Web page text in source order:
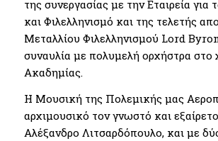
της συνεργασίας με την Εταιρεία για
και Φιλελληνισμό και της τελετής
Μεταλλίου Φιλελληνισμού Lord
συναυλία με πολυμελή ορχήστρα στο
Ακαδημίας.
Η Μουσική της Πολεμικής μας
αρχιμουσικό τον γνωστό και
Αλέξανδρο Λιτσαρδόπουλο, και με